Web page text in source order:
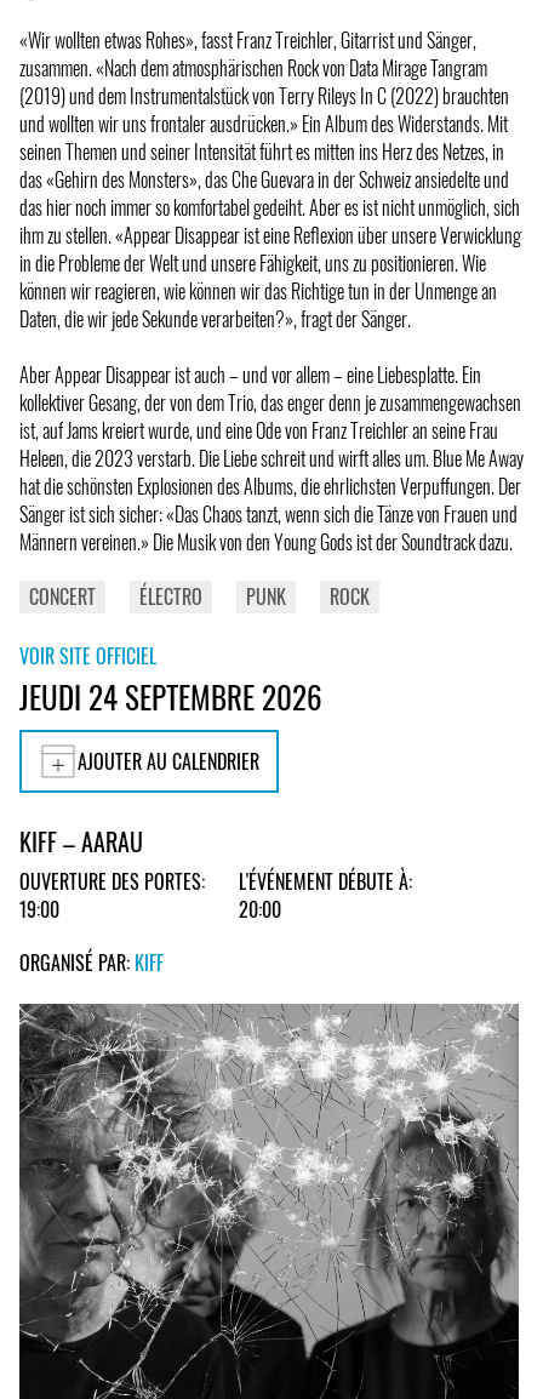
«Wir wollten etwas Rohes», fasst Franz Treichler, Gitarrist und Sänger,
zusammen. «Nach dem atmosphärischen Rock von Data Mirage Tangram
(2019) und dem Instrumentalstück von Terry Rileys In C (2022) brauchten
und wollten wir uns frontaler ausdrücken.» Ein Album des Widerstands. Mit
seinen Themen und seiner Intensität führt es mitten ins Herz des Netzes, in
das «Gehirn des Monsters», das Che Guevara in der Schweiz ansiedelte und
das hier noch immer so komfortabel gedeiht. Aber es ist nicht unmöglich, sich
ihm zu stellen. «Appear Disappear ist eine Reflexion über unsere Verwicklung
in die Probleme der Welt und unsere Fähigkeit, uns zu positionieren. Wie
können wir reagieren, wie können wir das Richtige tun in der Unmenge an
Daten, die wir jede Sekunde verarbeiten?», fragt der Sänger.
Aber Appear Disappear ist auch – und vor allem – eine Liebesplatte. Ein
kollektiver Gesang, der von dem Trio, das enger denn je zusammengewachsen
ist, auf Jams kreiert wurde, und eine Ode von Franz Treichler an seine Frau
Heleen, die 2023 verstarb. Die Liebe schreit und wirft alles um. Blue Me Away
hat die schönsten Explosionen des Albums, die ehrlichsten Verpuffungen. Der
Sänger ist sich sicher: «Das Chaos tanzt, wenn sich die Tänze von Frauen und
Männern vereinen.» Die Musik von den Young Gods ist der Soundtrack dazu.
CONCERT
ÉLECTRO PUNK ROCK
VOIR SITE OFFICIEL
JEUDI 24 SEPTEMBRE 2026
AJOUTER AU CALENDRIER
KIFF – AARAU
OUVERTURE DES PORTES:
19:00
L'ÉVÉNEMENT DÉBUTE À:
20:00
ORGANISÉ PAR: KIFF